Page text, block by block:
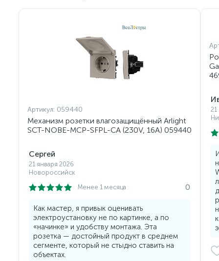
Артикул: 059440
Механизм розетки влагозащищённый Arlight
SCT-NOBE-MCP-SFPL-CA (230V, 16A) 059440
Сергей
21 января 2026
Новороссийск
Менее 1 месяца
0
Как мастер, я привык оценивать
электроустановку не по картинке, а по
«начинке» и удобству монтажа. Эта
розетка — достойный продукт в среднем
сегменте, который не стыдно ставить на
объектах.
21